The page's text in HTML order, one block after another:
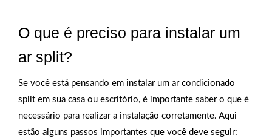
O que é preciso para instalar um
ar split?
Se você está pensando em instalar um ar condicionado
split em sua casa ou escritório, é importante saber o que é
necessário para realizar a instalação corretamente. Aqui
estão alguns passos importantes que você deve seguir: